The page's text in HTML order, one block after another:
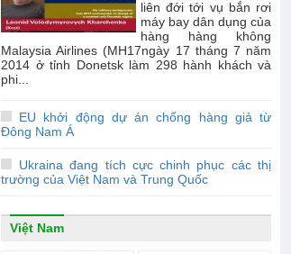
liên đới tới vụ bắn rơi
máy bay dân dụng của
hàng hàng không
Malaysia Airlines (MH17ngày 17 tháng 7 năm
2014 ở tỉnh Donetsk làm 298 hành khách và
phi...
EU khởi động dự án chống hàng giả từ
Đông Nam Á
Ukraina đang tích cực chinh phục các thị
trường của Việt Nam và Trung Quốc
Việt Nam